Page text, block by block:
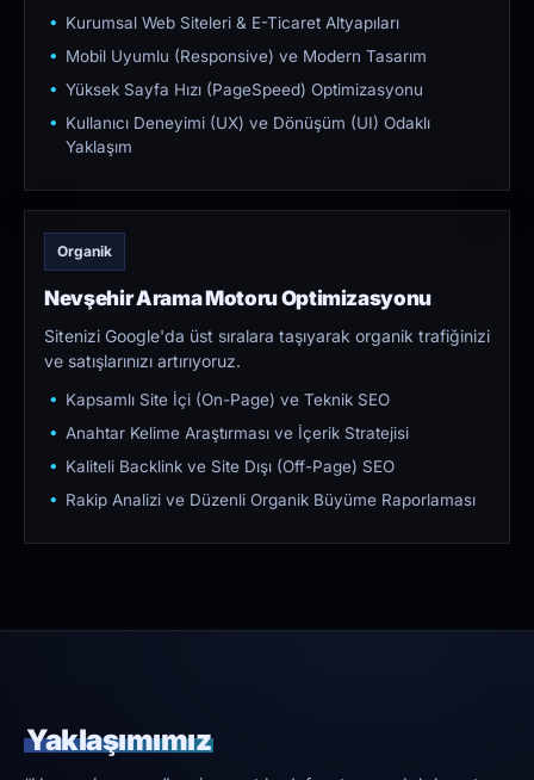
Kurumsal Web Siteleri & E-Ticaret Altyapıları
Mobil Uyumlu (Responsive) ve Modern Tasarım
Yüksek Sayfa Hızı (PageSpeed) Optimizasyonu
Kullanıcı Deneyimi (UX) ve Dönüşüm (UI) Odaklı
Yaklaşım
Organik
Nevşehir Arama Motoru Optimizasyonu
Sitenizi Google'da üst sıralara taşıyarak organik trafiğinizi
ve satışlarınızı artırıyoruz.
Kapsamlı Site İçi (On-Page) ve Teknik SEO
Anahtar Kelime Araştırması ve İçerik Stratejisi
Kaliteli Backlink ve Site Dışı (Off-Page) SEO
Rakip Analizi ve Düzenli Organik Büyüme Raporlaması
Yaklaşımımız